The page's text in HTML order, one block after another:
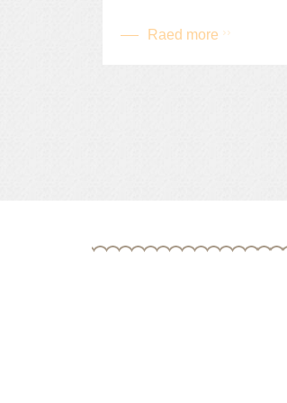
Raed more